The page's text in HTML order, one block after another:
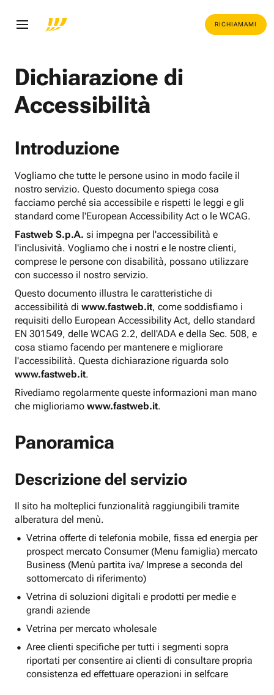
RICHIAMAMI
Dichiarazione di
Accessibilità
Introduzione
Vogliamo che tutte le persone usino in modo facile il
nostro servizio. Questo documento spiega cosa
facciamo perché sia accessibile e rispetti le leggi e gli
standard come l'European Accessibility Act o le WCAG.
Fastweb S.p.A. si impegna per l'accessibilità e
l'inclusività. Vogliamo che i nostri e le nostre clienti,
comprese le persone con disabilità, possano utilizzare
con successo il nostro servizio.
Questo documento illustra le caratteristiche di
accessibilità di www.fastweb.it, come soddisfiamo i
requisiti dello European Accessibility Act, dello standard
EN 301549, delle WCAG 2.2, dell'ADA e della Sec. 508, e
cosa stiamo facendo per mantenere e migliorare
l'accessibilità. Questa dichiarazione riguarda solo
www.fastweb.it.
Rivediamo regolarmente queste informazioni man mano
che miglioriamo www.fastweb.it.
Panoramica
Descrizione del servizio
Il sito ha molteplici funzionalità raggiungibili tramite
alberatura del menù.
Vetrina offerte di telefonia mobile, fissa ed energia per
prospect mercato Consumer (Menu famiglia) mercato
Business (Menù partita iva/ Imprese a seconda del
sottomercato di riferimento)
Vetrina di soluzioni digitali e prodotti per medie e
grandi aziende
Vetrina per mercato wholesale
Aree clienti specifiche per tutti i segmenti sopra
riportati per consentire ai clienti di consultare propria
consistenza ed effettuare operazioni in selfcare